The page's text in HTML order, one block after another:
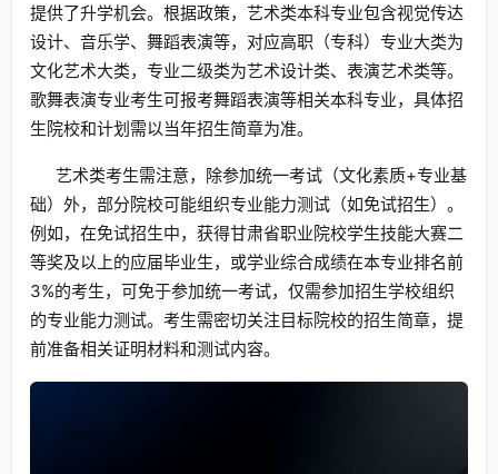
提供了升学机会。根据政策，艺术类本科专业包含视觉传达
设计、音乐学、舞蹈表演等，对应高职（专科）专业大类为
文化艺术大类，专业二级类为艺术设计类、表演艺术类等。
歌舞表演专业考生可报考舞蹈表演等相关本科专业，具体招
生院校和计划需以当年招生简章为准。
艺术类考生需注意，除参加统一考试（文化素质+专业基
础）外，部分院校可能组织专业能力测试（如免试招生）。
例如，在免试招生中，获得甘肃省职业院校学生技能大赛二
等奖及以上的应届毕业生，或学业综合成绩在本专业排名前
3%的考生，可免于参加统一考试，仅需参加招生学校组织
的专业能力测试。考生需密切关注目标院校的招生简章，提
前准备相关证明材料和测试内容。